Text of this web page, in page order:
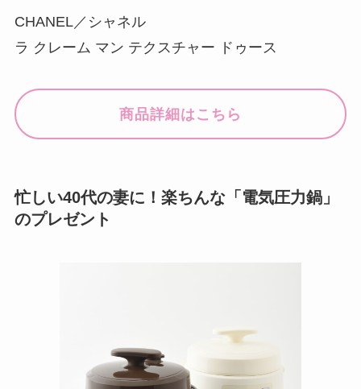
CHANEL／シャネル
ラ クレーム マン テクスチャー ドゥース
商品詳細はこちら
忙しい40代の妻に！楽ちんな「電気圧力鍋」
のプレゼント